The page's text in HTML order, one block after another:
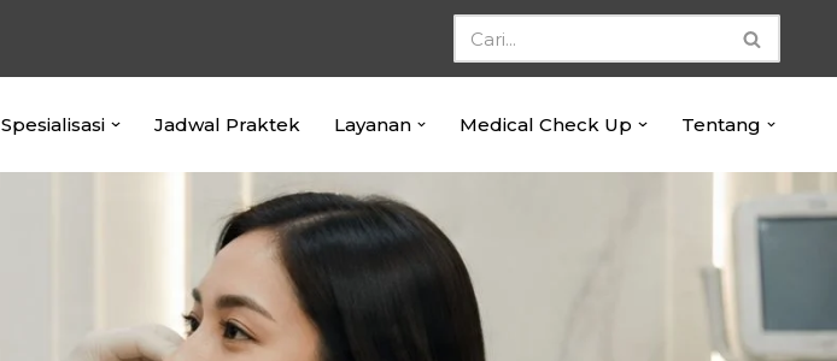
Spesialisasi Jadwal Praktek Layanan Medical Check Up Tentang